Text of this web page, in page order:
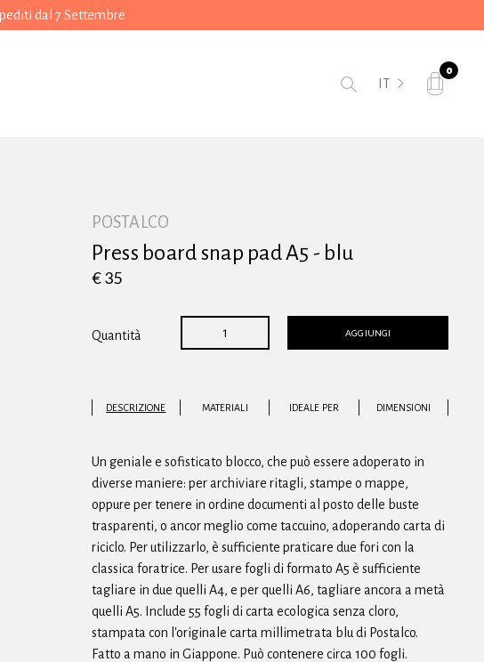
dal 7 Settembre
IT
0
POSTALCO
Press board snap pad A5 - blu
€ 35
Quantità AGGIUNGI
DESCRIZIONE MATERIALI IDEALE PER DIMENSIONI
Un geniale e sofisticato blocco, che può essere adoperato in
diverse maniere: per archiviare ritagli, stampe o mappe,
oppure per tenere in ordine documenti al posto delle buste
trasparenti, o ancor meglio come taccuino, adoperando carta di
riciclo. Per utilizzarlo, è sufficiente praticare due fori con la
classica foratrice. Per usare fogli di formato A5 è sufficiente
tagliare in due quelli A4, e per quelli A6, tagliare ancora a metà
quelli A5. Include 55 fogli di carta ecologica senza cloro,
stampata con l'originale carta millimetrata blu di Postalco.
Fatto a mano in Giappone. Può contenere circa 100 fogli.